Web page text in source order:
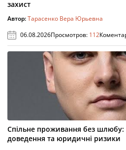
захист
Автор:Тарасенко Вера Юрьевна
06.08.2026Просмотров: 112
Спільне проживання без шлюбу:
доведення та юридичні ризики